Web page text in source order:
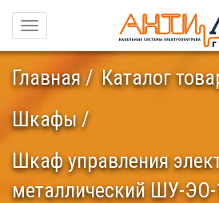
Навигация
Главная
Каталог
Шкафы
Шкаф управления
металлический ШУ-